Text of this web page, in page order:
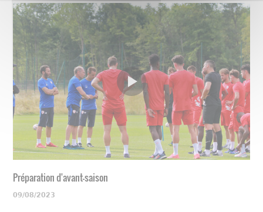
Préparation d'avant-saison
09/08/2023